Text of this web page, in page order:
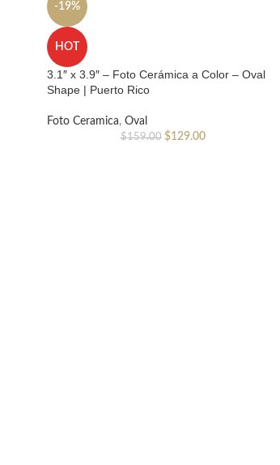
-19%
HOT
3.1″ x 3.9″ – Foto Cerámica a Color – Oval
Shape | Puerto Rico
Foto Ceramica, Oval
$159.00 $129.00